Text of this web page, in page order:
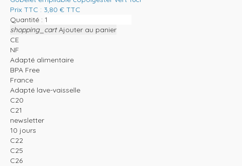
Prix TTC : 3,80 € TTC
Quantité :
shopping_cart Ajouter au panier
CE
NF
Adapté alimentaire
BPA Free
France
Adapté lave-vaisselle
C20
C21
newsletter
10 jours
C22
C25
C26